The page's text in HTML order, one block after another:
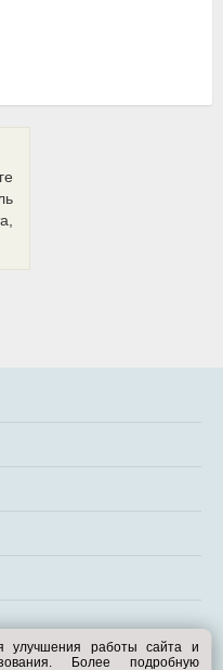
версию
улучшения работы сайта и
Более подробную